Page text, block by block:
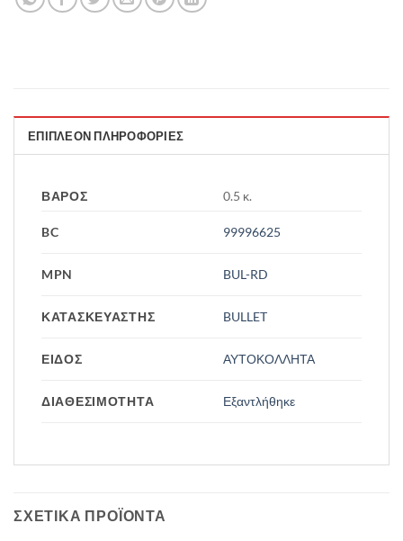
ΕΠΙΠΛΈΟΝ ΠΛΗΡΟΦΟΡΊΕΣ
ΒΆΡΟΣ 0.5 κ.
BC 99996625
MPN BUL-RD
ΚΑΤΑΣΚΕΥΑΣΤΗΣ BULLET
ΕΙΔΟΣ ΑΥΤΟΚΟΛΛΗΤΑ
ΔΙΑΘΕΣΙΜΟΤΗΤΑ Εξαντλήθηκε
ΣΧΕΤΙΚΆ ΠΡΟΪΌΝΤΑ